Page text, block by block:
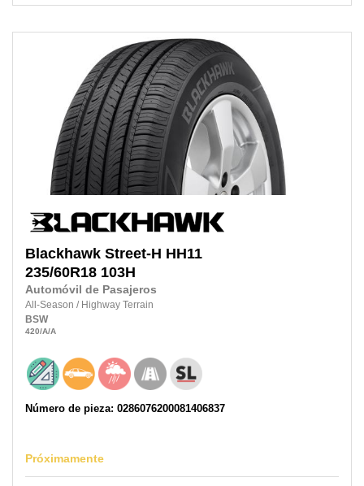
Blackhawk Street-H HH11
235/60R18 103H
Automóvil de Pasajeros
All-Season / Highway Terrain
BSW
420/A/A
Número de pieza: 0286076200081406837
Próximamente